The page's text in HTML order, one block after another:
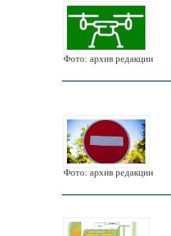
Фото: архив редакции
Фото: архив редакции